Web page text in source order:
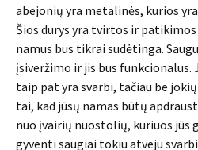
abejonių yra metalinės, kurios
Šios durys yra tvirtos ir
namus bus tikrai sudėtinga.
įsiveržimo ir jis bus funkcionalus.
taip pat yra svarbi, tačiau be
tai, kad jūsų namas būtų
nuo įvairių nuostolių, kuriuos
gyventi saugiai tokiu atveju